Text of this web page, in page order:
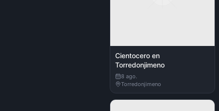
Cientocero en
Torredonjimeno
8 ago.
Torredonjimeno